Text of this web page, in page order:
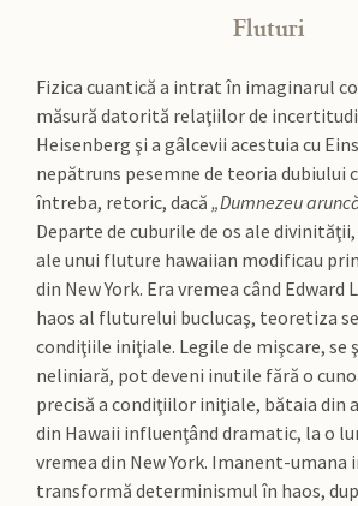
Fluturi
Fizica cuantică a intrat în imaginarul
măsură datorită relaţiilor de
Heisenberg şi a gâlcevii acestuia cu
nepătruns pesemne de teoria dubiului
întreba, retoric, dacă „Dumnezeu
Departe de cuburile de os ale
ale unui fluture hawaiian modificau
din New York. Era vremea când
haos al fluturelui buclucaş, teoretiza
condiţiile iniţiale. Legile de mişcare, se
neliniară, pot deveni inutile fără o
precisă a condiţiilor iniţiale, bătaia din
din Hawaii influenţând dramatic, la o
vremea din New York. Imanent-umana
transformă determinismul în haos,